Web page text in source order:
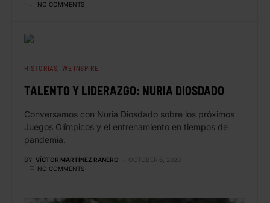
NO COMMENTS
HISTORIAS WE INSPIRE
TALENTO Y LIDERAZGO: NURIA DIOSDADO
Conversamos con Nuria Diosdado sobre los próximos
Juegos Olímpicos y el entrenamiento en tiempos de
pandemia.
BY VÍCTOR MARTÍNEZ RANERO
OCTOBER 6, 2020
NO COMMENTS